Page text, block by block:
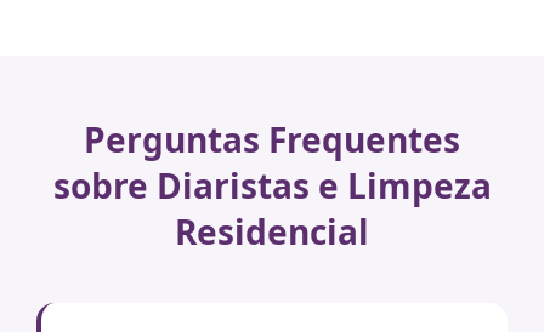
Perguntas Frequentes
sobre Diaristas e Limpeza
Residencial